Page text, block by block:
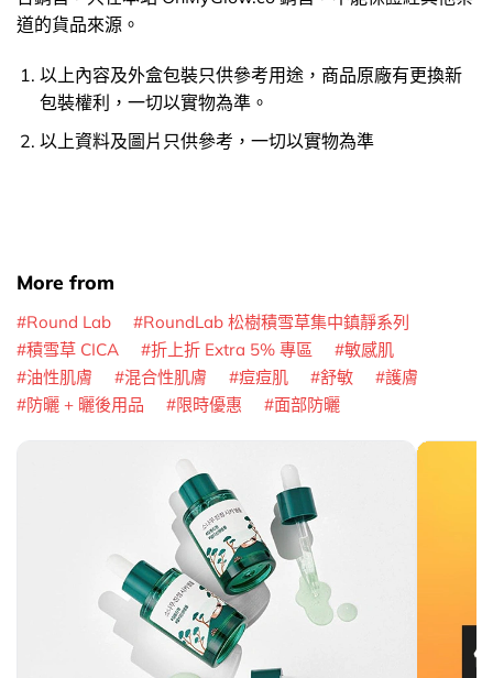
道的貨品來源。
以上內容及外盒包裝只供參考用途，商品原廠有更換新
包裝權利，一切以實物為準。
以上資料及圖片只供參考，一切以實物為準
More from
Round Lab
RoundLab 松樹積雪草集中鎮靜系列
積雪草 CICA
折上折 Extra 5% 專區
敏感肌
油性肌膚
混合性肌膚 痘痘肌 舒敏
護膚
防曬 + 曬後用品
限時優惠 面部防曬